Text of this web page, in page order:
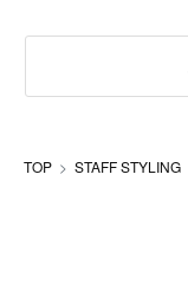
TOP STAFF STYLING